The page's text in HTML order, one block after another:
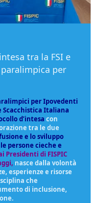
tra la FSI e
paralimpica per
per Ipovedenti
Scacchistica Italiana
d’intesa con
tra le due
e lo sviluppo
persone cieche e
Presidenti di FISPIC
nasce dalla volontà
esperienze e risorse
che
di inclusione,